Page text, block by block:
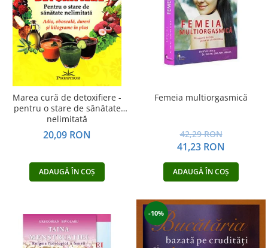
Astrologie
Știință
Seria Montauk
Seria Chico Xavier
Seria Helena Blavatsky
Umor
Non-dualitate
Alimentație
Marea cură de detoxifiere -
pentru o stare de sănătate
nelimitată
20,09 RON
ADAUGĂ ÎN COȘ
Femeia multiorgasmică
42,29 RON
41,23 RON
ADAUGĂ ÎN COȘ
-10%